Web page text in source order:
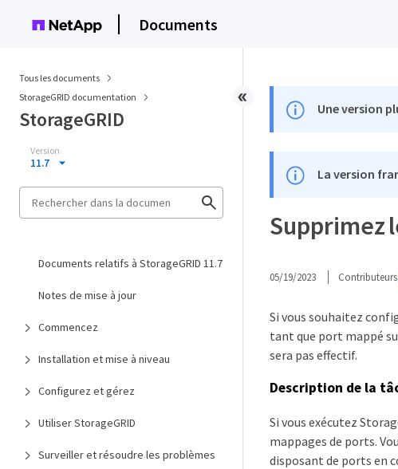
Documents
Tous les documents
StorageGRID documentation
StorageGRID
Version
11.7
Documents relatifs à StorageGRID 11.7
Notes de mise à jour
Commencez
Installation et mise à niveau
Configurez et gérez
Utiliser StorageGRID
Surveiller et résoudre les problèmes
Une version
La version
Supprimez
05/19/2023 Contributeurs
Si vous souhaitez
tant que port mappé
sera pas effectif.
Description de la
Si vous exécutez
mappages de ports.
disposant de ports en